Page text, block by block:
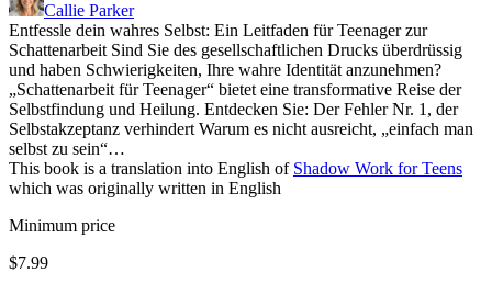
Callie Parker
Entfessle dein wahres Selbst: Ein Leitfaden für Teenager zur
Schattenarbeit Sind Sie des gesellschaftlichen Drucks überdrüssig
und haben Schwierigkeiten, Ihre wahre Identität anzunehmen?
„Schattenarbeit für Teenager“ bietet eine transformative Reise der
Selbstfindung und Heilung. Entdecken Sie: Der Fehler Nr. 1, der
Selbstakzeptanz verhindert Warum es nicht ausreicht, „einfach man
selbst zu sein“…
This book is a translation into English of Shadow Work for Teens
which was originally written in English
Minimum price
$7.99